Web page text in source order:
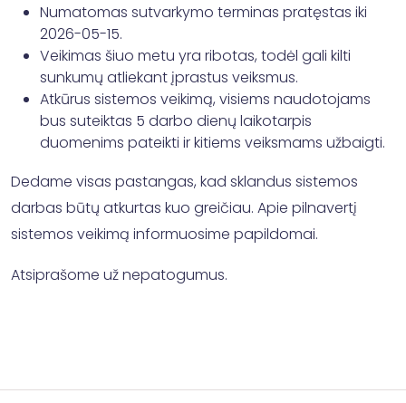
Numatomas sutvarkymo terminas pratęstas iki
2026-05-15.
Veikimas šiuo metu yra ribotas, todėl gali kilti
sunkumų atliekant įprastus veiksmus.
Atkūrus sistemos veikimą, visiems naudotojams
bus suteiktas 5 darbo dienų laikotarpis
duomenims pateikti ir kitiems veiksmams užbaigti.
Dedame visas pastangas, kad sklandus sistemos
darbas būtų atkurtas kuo greičiau. Apie pilnavertį
sistemos veikimą informuosime papildomai.
Atsiprašome už nepatogumus.